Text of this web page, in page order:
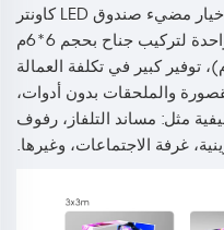
14. شخصان في ساعة واحدة لتركيب جناح بحجم 6*6م
والملحقات بدون أدوات،
مثل: مساند التلفاز، رفوف
غرفة الاجتماعات، وغيرها.